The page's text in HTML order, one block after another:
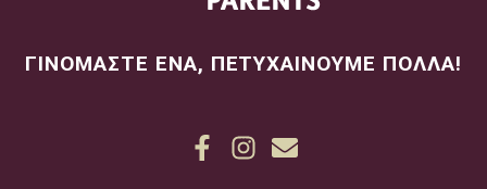
ΓΙΝΟΜΑΣΤΕ ΕΝΑ, ΠΕΤΥΧΑΙΝΟΥΜΕ ΠΟΛΛΑ!